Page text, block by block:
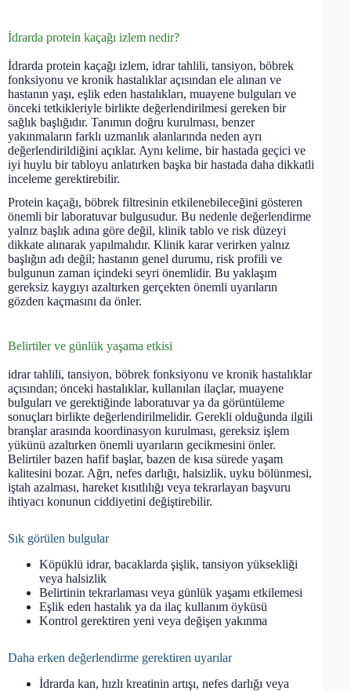
İdrarda protein kaçağı izlem nedir?
İdrarda protein kaçağı izlem, idrar tahlili, tansiyon, böbrek
fonksiyonu ve kronik hastalıklar açısından ele alınan ve
hastanın yaşı, eşlik eden hastalıkları, muayene bulguları ve
önceki tetkikleriyle birlikte değerlendirilmesi gereken bir
sağlık başlığıdır. Tanımın doğru kurulması, benzer
yakınmaların farklı uzmanlık alanlarında neden ayrı
değerlendirildiğini açıklar. Aynı kelime, bir hastada geçici ve
iyi huylu bir tabloyu anlatırken başka bir hastada daha dikkatli
inceleme gerektirebilir.
Protein kaçağı, böbrek filtresinin etkilenebileceğini gösteren
önemli bir laboratuvar bulgusudur. Bu nedenle değerlendirme
yalnız başlık adına göre değil, klinik tablo ve risk düzeyi
dikkate alınarak yapılmalıdır. Klinik karar verirken yalnız
başlığın adı değil; hastanın genel durumu, risk profili ve
bulgunun zaman içindeki seyri önemlidir. Bu yaklaşım
gereksiz kaygıyı azaltırken gerçekten önemli uyarıların
gözden kaçmasını da önler.
Belirtiler ve günlük yaşama etkisi
idrar tahlili, tansiyon, böbrek fonksiyonu ve kronik hastalıklar
açısından; önceki hastalıklar, kullanılan ilaçlar, muayene
bulguları ve gerektiğinde laboratuvar ya da görüntüleme
sonuçları birlikte değerlendirilmelidir. Gerekli olduğunda ilgili
branşlar arasında koordinasyon kurulması, gereksiz işlem
yükünü azaltırken önemli uyarıların gecikmesini önler.
Belirtiler bazen hafif başlar, bazen de kısa sürede yaşam
kalitesini bozar. Ağrı, nefes darlığı, halsizlik, uyku bölünmesi,
iştah azalması, hareket kısıtlılığı veya tekrarlayan başvuru
ihtiyacı konunun ciddiyetini değiştirebilir.
Sık görülen bulgular
Köpüklü idrar, bacaklarda şişlik, tansiyon yüksekliği
veya halsizlik
Belirtinin tekrarlaması veya günlük yaşamı etkilemesi
Eşlik eden hastalık ya da ilaç kullanım öyküsü
Kontrol gerektiren yeni veya değişen yakınma
Daha erken değerlendirme gerektiren uyarılar
İdrarda kan, hızlı kreatinin artışı, nefes darlığı veya